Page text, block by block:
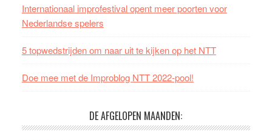
Internationaal improfestival opent meer poorten voor
Nederlandse spelers
5 topwedstrijden om naar uit te kijken op het NTT
Doe mee met de Improblog NTT 2022-pool!
DE AFGELOPEN MAANDEN: